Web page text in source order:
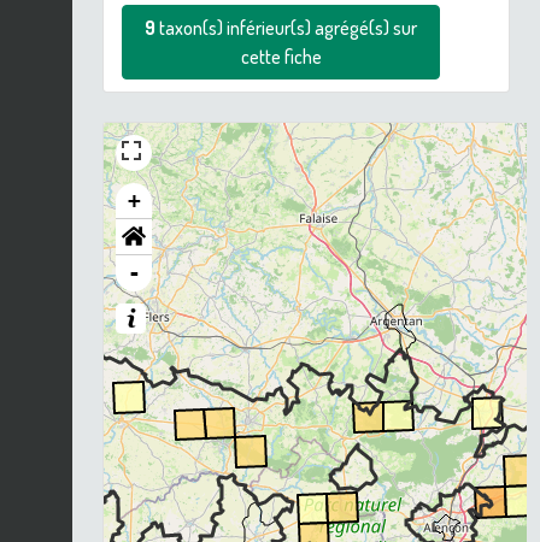
9taxon(s) inférieur(s) agrégé(s) sur
cette fiche
+
-